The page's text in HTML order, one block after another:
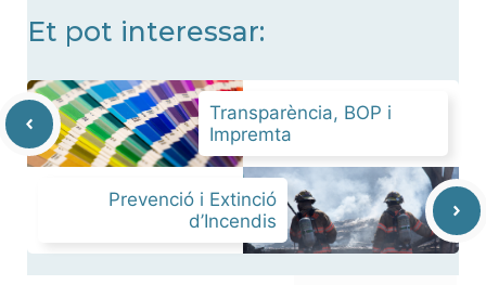
Et pot interessar:
Transparència, BOP i
Impremta
Prevenció i Extinció
d’Incendis